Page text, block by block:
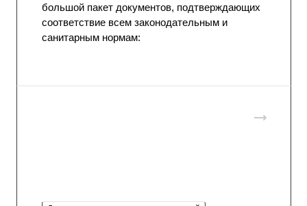
большой пакет документов, подтверждающих
соответствие всем законодательным и
санитарным нормам: